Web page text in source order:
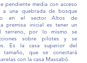
pendiente media con acceso
una quebrada de bosque
en el sector Altos de
premisa inicial es tener un
terreno, por lo mismo se
sobre pilotes y se
Es la casa superior del
que se conectará
con la casa Massabó.